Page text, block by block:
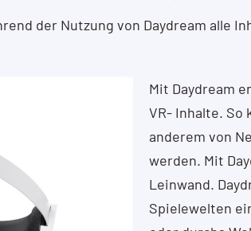
der Nutzung von Daydream alle
Mit Daydream
VR- Inhalte. So
anderem von
werden. Mit
Leinwand.
Spielewelten